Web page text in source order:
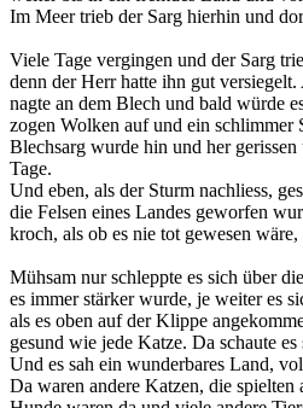
Im Meer trieb der Sarg hierhin und
Viele Tage vergingen und der Sarg
denn der Herr hatte ihn gut versiegelt.
nagte an dem Blech und bald würde
zogen Wolken auf und ein schlimmer
Blechsarg wurde hin und her
Tage.
Und eben, als der Sturm nachliess,
die Felsen eines Landes geworfen
kroch, als ob es nie tot gewesen wäre,
Mühsam nur schleppte es sich über
es immer stärker wurde, je weiter es
als es oben auf der Klippe
gesund wie jede Katze. Da schaute
Und es sah ein wunderbares Land,
Da waren andere Katzen, die spielten